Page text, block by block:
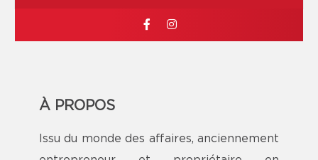
À PROPOS
Issu du monde des affaires, anciennement